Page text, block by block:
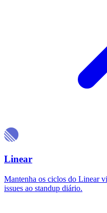
Linear
Mantenha os ciclos do Linear
issues ao standup diário.